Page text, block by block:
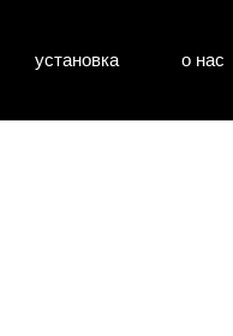
о нас
установка